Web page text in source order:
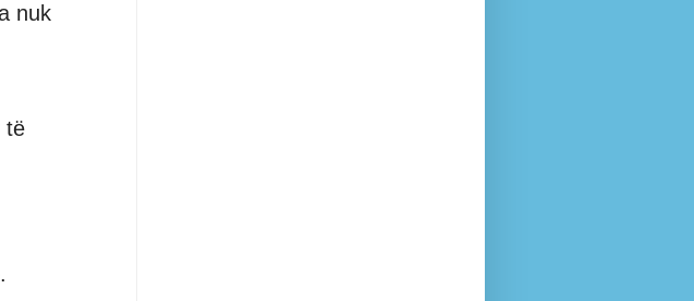
nuk
të